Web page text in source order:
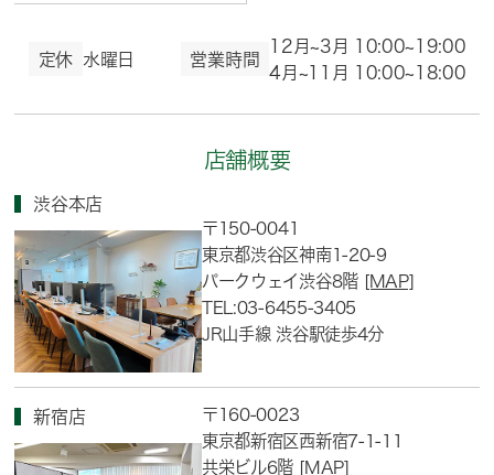
定休 水曜日 営業時間
12月~3月 10:00~19:00
4月~11月 10:00~18:00
店舗概要
渋谷本店
〒150-0041
東京都渋谷区神南1-20-9
パークウェイ渋谷8階 [MAP]
TEL:03-6455-3405
JR山手線 渋谷駅徒歩4分
新宿店
〒160-0023
東京都新宿区西新宿7-1-11
共栄ビル6階 [MAP]